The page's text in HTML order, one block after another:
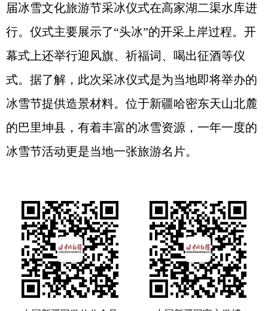
届冰雪文化旅游节采冰仪式在高家湖二渠水库进
行。仪式主要展示了“头冰”的开采上岸过程。开
幕式上还举行迎风旗、祈福词、喝出征酒等仪
式。据了解，此次采冰仪式是为当地即将举办的
冰雪节提供造景材料。位于新疆哈密东天山北麓
的巴里坤县，有着丰富的冰雪资源，一年一度的
冰雪节活动更是当地一张旅游名片。